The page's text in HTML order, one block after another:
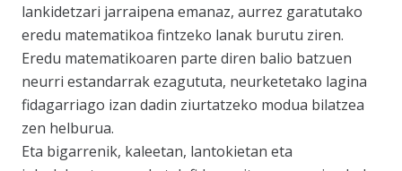
lankidetzari jarraipena emanaz, aurrez garatutako
eredu matematikoa fintzeko lanak burutu ziren.
Eredu matematikoaren parte diren balio batzuen
neurri estandarrak ezagututa, neurketetako lagina
fidagarriago izan dadin ziurtatzeko modua bilatzea
zen helburua.
Eta bigarrenik, kaleetan, lantokietan eta